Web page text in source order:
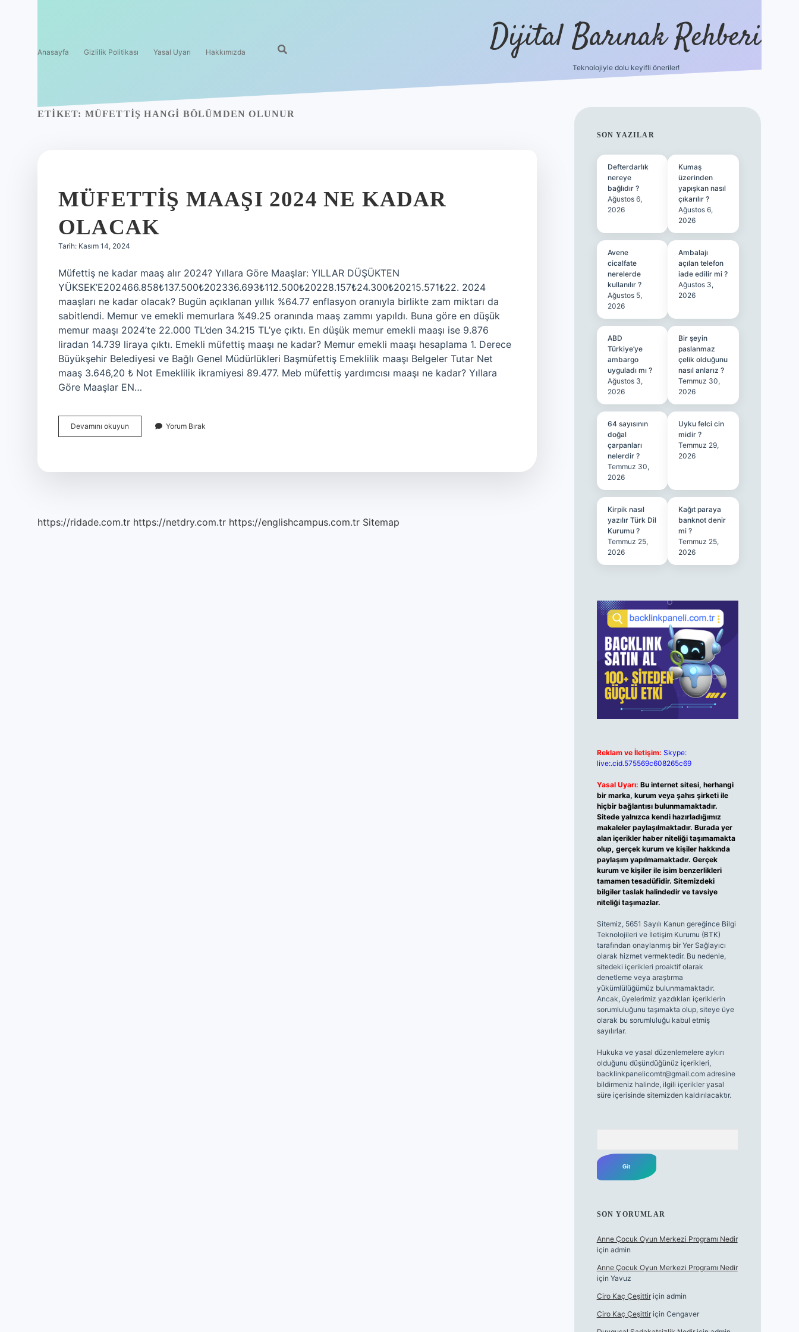
Anasayfa Gizlilik Politikası Yasal Uyarı Hakkımızda Dijital Barınak Rehberi
Teknolojiyle dolu keyifli öneriler!
ETIKET: MÜFETTIŞ HANGI BÖLÜMDEN OLUNUR
MÜFETTIŞ MAAŞI 2024 NE KADAR
OLACAK
Tarih: Kasım 14, 2024
Müfettiş ne kadar maaş alır 2024? Yıllara Göre Maaşlar: YILLAR DÜŞÜKTEN
YÜKSEK’E202466.858₺137.500₺202336.693₺112.500₺20228.157₺24.300₺20215.571₺22. 2024
maaşları ne kadar olacak? Bugün açıklanan yıllık %64.77 enflasyon oranıyla birlikte zam miktarı da
sabitlendi. Memur ve emekli memurlara %49.25 oranında maaş zammı yapıldı. Buna göre en düşük
memur maaşı 2024’te 22.000 TL’den 34.215 TL’ye çıktı. En düşük memur emekli maaşı ise 9.876
liradan 14.739 liraya çıktı. Emekli müfettiş maaşı ne kadar? Memur emekli maaşı hesaplama 1. Derece
Büyükşehir Belediyesi ve Bağlı Genel Müdürlükleri Başmüfettiş Emeklilik maaşı Belgeler Tutar Net
maaş 3.646,20 ₺ Not Emeklilik ikramiyesi 89.477. Meb müfettiş yardımcısı maaşı ne kadar? Yıllara
Göre Maaşlar EN…
Devamını okuyun Müfettiş
Maaşı
Yorum Bırak
https://ridade.com.tr https://netdry.com.tr https://englishcampus.com.tr Sitemap
SIDEBAR
SON YAZILAR
Defterdarlık
nereye
bağlıdır ?
Ağustos 6,
2026
Kumaş
üzerinden
yapışkan nasıl
çıkarılır ?
Ağustos 6,
2026
Avene
cicalfate
nerelerde
kullanılır ?
Ağustos 5,
2026
Ambalajı
açılan telefon
iade edilir mi ?
Ağustos 3,
2026
ABD
Türkiye’ye
ambargo
uyguladı mı ?
Ağustos 3,
2026
Bir şeyin
paslanmaz
çelik olduğunu
nasıl anlarız ?
Temmuz 30,
2026
64 sayısının
doğal
çarpanları
nelerdir ?
Temmuz 30,
2026
Uyku felci cin
midir ?
Temmuz 29,
2026
Kirpik nasıl
yazılır Türk Dil
Kurumu ?
Temmuz 25,
2026
Kağıt paraya
banknot denir
mi ?
Temmuz 25,
2026
Reklam ve İletişim: Skype:
live:.cid.575569c608265c69
Yasal Uyarı: Bu internet sitesi, herhangi
bir marka, kurum veya şahıs şirketi ile
hiçbir bağlantısı bulunmamaktadır.
Sitede yalnızca kendi hazırladığımız
makaleler paylaşılmaktadır. Burada yer
alan içerikler haber niteliği taşımamakta
olup, gerçek kurum ve kişiler hakkında
paylaşım yapılmamaktadır. Gerçek
kurum ve kişiler ile isim benzerlikleri
tamamen tesadüfidir. Sitemizdeki
bilgiler taslak halindedir ve tavsiye
niteliği taşımazlar.
Sitemiz, 5651 Sayılı Kanun gereğince Bilgi
Teknolojileri ve İletişim Kurumu (BTK)
tarafından onaylanmış bir Yer Sağlayıcı
olarak hizmet vermektedir. Bu nedenle,
sitedeki içerikleri proaktif olarak
denetleme veya araştırma
yükümlülüğümüz bulunmamaktadır.
Ancak, üyelerimiz yazdıkları içeriklerin
sorumluluğunu taşımakta olup, siteye üye
olarak bu sorumluluğu kabul etmiş
sayılırlar.
Hukuka ve yasal düzenlemelere aykırı
olduğunu düşündüğünüz içerikleri,
backlinkpanelicomtr@gmail.comadresine
bildirmeniz halinde, ilgili içerikler yasal
süre içerisinde sitemizden kaldırılacaktır.
SON YORUMLAR
Anne Çocuk Oyun Merkezi Programı Nedir
için admin
Anne Çocuk Oyun Merkezi Programı Nedir
için Yavuz
Ciro Kaç Çeşittiriçin admin
Ciro Kaç Çeşittiriçin Cengaver
hiltonbet güncel giriş